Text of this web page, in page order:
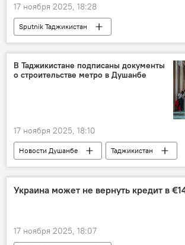
17 ноября 2025, 18:28
Sputnik Таджикистан
В Таджикистане подписаны документы
о строительстве метро в Душанбе
17 ноября 2025, 18:10
Новости Душанбе
Таджикистан
метро
Транспорт
Украина может не вернуть кредит в
17 ноября 2025, 18:07